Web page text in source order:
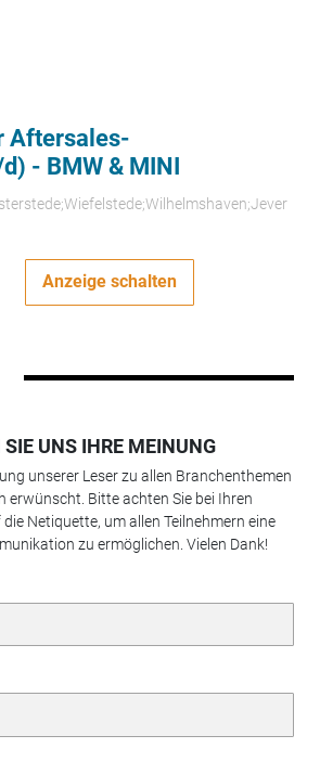
Aftersales-
- BMW & MINI
Anzeige schalten
SIE UNS IHRE MEINUNG
unserer Leser zu allen Branchenthemen
erwünscht. Bitte achten Sie bei Ihren
Netiquette, um allen Teilnehmern eine
zu ermöglichen. Vielen Dank!